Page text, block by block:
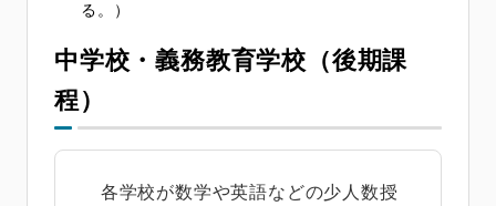
る。）
中学校・義務教育学校（後期課
程）
各学校が数学や英語などの少人数授